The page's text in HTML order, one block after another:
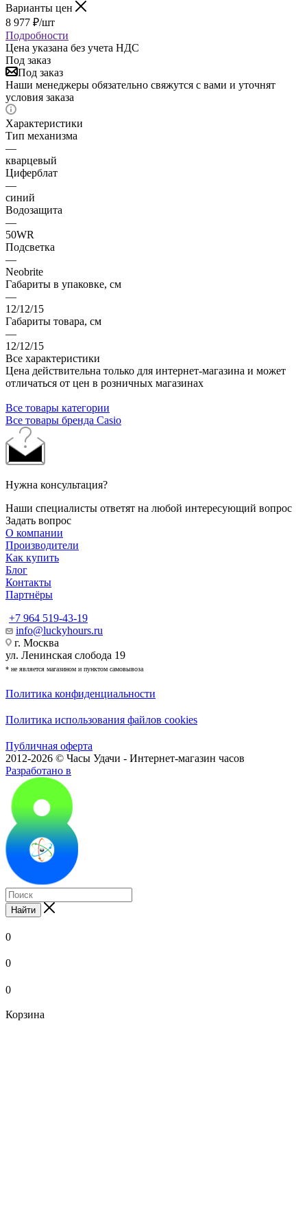
Варианты цен
8 977 ₽/шт
Подробности
Цена указана без учета НДС
Под заказ
Под заказ
Наши менеджеры обязательно свяжутся с вами и уточнят
условия заказа
Характеристики
Тип механизма
—
кварцевый
Циферблат
—
синий
Водозащита
—
50WR
Подсветка
—
Neobrite
Габариты в упаковке, см
—
12/12/15
Габариты товара, см
—
12/12/15
Все характеристики
Цена действительна только для интернет-магазина и может
отличаться от цен в розничных магазинах
Все товары категории
Все товары бренда Casio
Нужна консультация?
Наши специалисты ответят на любой интересующий вопрос
Задать вопрос
О компании
Производители
Как купить
Блог
Контакты
Партнёры
+7 964 519-43-19
info@luckyhours.ru
г. Москва
ул. Ленинская слобода 19
* не является магазином и пунктом самовывоза
Политика конфиденциальности
Политика использования файлов cookies
Публичная оферта
2012-2026 © Часы Удачи - Интернет-магазин часов
Разработано в
Найти
0
0
0
Корзина